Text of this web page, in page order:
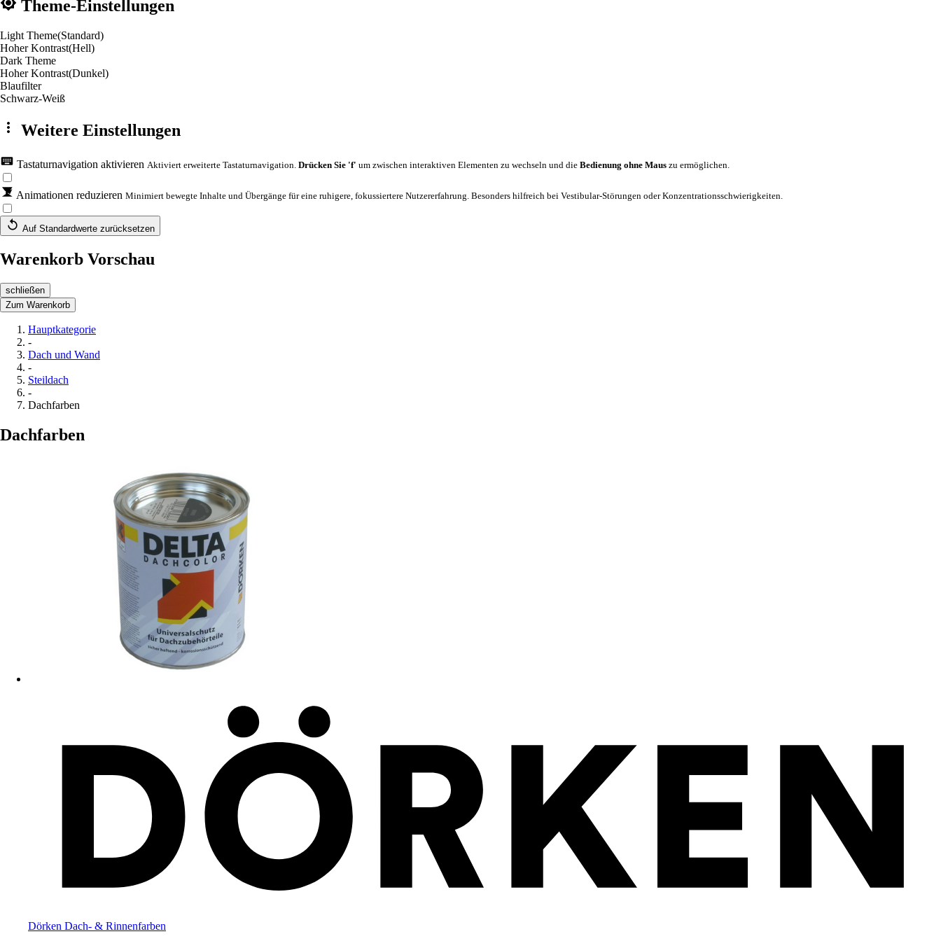
Theme-Einstellungen
Light Theme(Standard)
Hoher Kontrast(Hell)
Dark Theme
Hoher Kontrast(Dunkel)
Blaufilter
Schwarz-Weiß
Weitere Einstellungen
Tastaturnavigation aktivieren Aktiviert erweiterte Tastaturnavigation. Drücken Sie 'f' um zwischen interaktiven Elementen zu wechseln und die Bedienung ohne Maus zu ermöglichen.
Animationen reduzieren Minimiert bewegte Inhalte und Übergänge für eine ruhigere, fokussiertere Nutzererfahrung. Besonders hilfreich bei Vestibular-Störungen oder Konzentrationsschwierigkeiten.
Auf Standardwerte zurücksetzen
Warenkorb Vorschau
schließen
Zum Warenkorb
Hauptkategorie
-
Dach und Wand
-
Steildach
-
Dachfarben
Dachfarben
Dörken Dach- & Rinnenfarben